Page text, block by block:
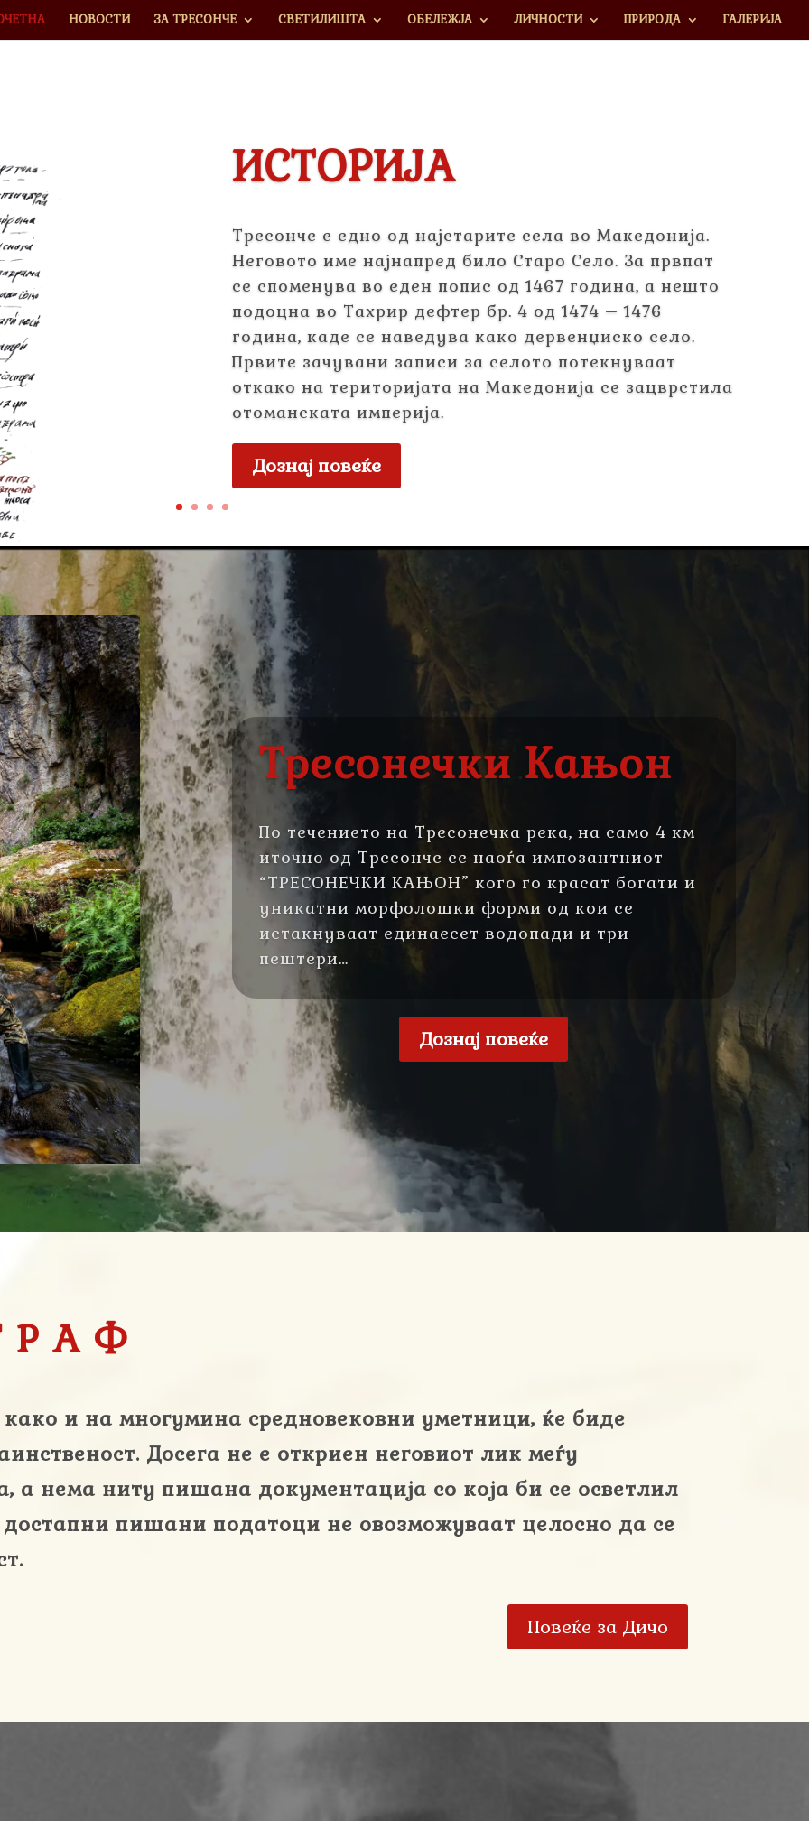
НОВОСТИ ЗА ТРЕСОНЧЕ СВЕТИЛИШТА ОБЕЛЕЖЈА ЛИЧНОСТИ ПРИРОДА ГАЛЕРИЈА
ИСТОРИЈА
Тресонче е едно од најстарите села во Македонија.
Неговото име најнапред било Старо Село. За првпат
се споменува во еден попис од 1467 година, a нешто
подоцна во Тахрир дефтер бр. 4 од 1474 – 1476
година, каде се наведува како дервенџиско село.
Првите зачувани записи за селото потекнуваат
откако на територијата на Македонија се зацврстила
отоманската империја.
Дознај повеќе
Тресонечки Кањон
По течението на Тресонечка река, на само 4 км
иточно од Тресонче се наоѓа импозантниот
“ТРЕСОНЕЧКИ КАЊОН” кого го красат богати и
уникатни морфолошки форми од кои се
истакнуваат единаесет водопади и три
пештери…
Дознај повеќе
и на многумина средновековни уметници, ќе биде
Досега не е откриен неговиот лик меѓу
а нема ниту пишана документација со која би се осветлил
пишани податоци не овозможуваат целосно да се
Повеќе за Дичо